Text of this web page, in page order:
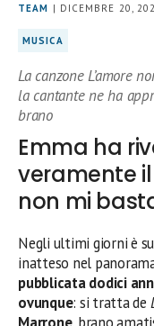
TEAM | DICEMBRE 20,
MUSICA
La canzone L’amore
la cantante ne ha
brano
Emma ha
veramente
non mi
Negli ultimi giorni è
inatteso nel
pubblicata dodici
ovunque: si tratta de
Marrone, brano